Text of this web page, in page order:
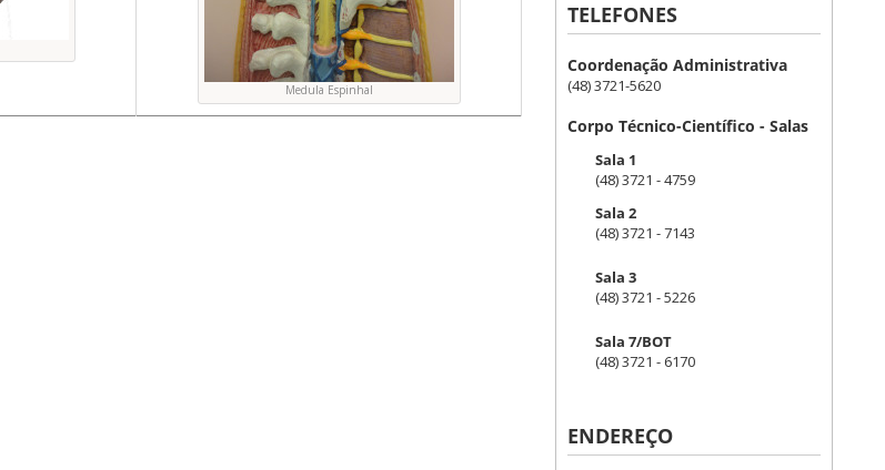
Medula Espinhal
TELEFONES
Coordenação Administrativa
(48) 3721-5620
Corpo Técnico-Científico - Salas
Sala 1
(48) 3721 - 4759
Sala 2
(48) 3721 - 7143
Sala 3
(48) 3721 - 5226
Sala 7/BOT
(48) 3721 - 6170
ENDEREÇO